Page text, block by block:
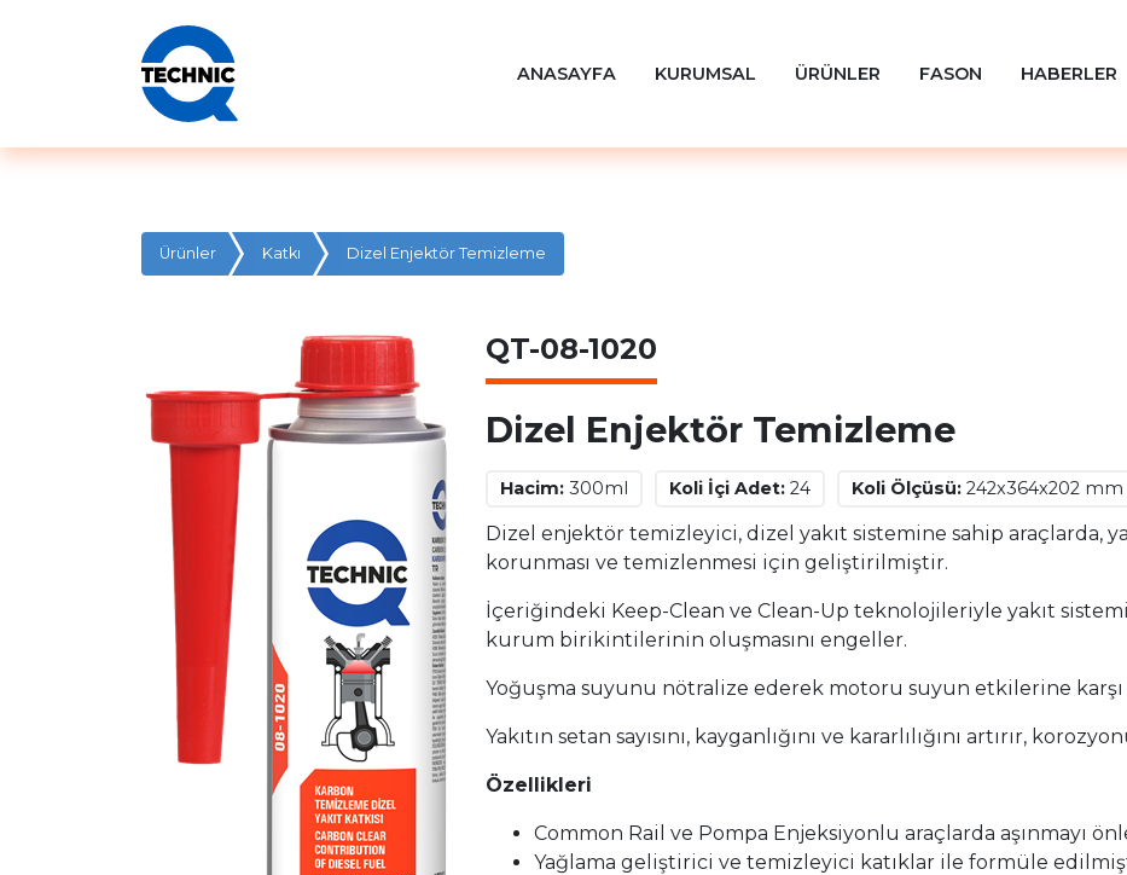
ANASAYFA KURUMSAL ÜRÜNLER FASON HABERLER
Ürünler Katkı Dizel Enjektör Temizleme
Dizel Enjektör Temizleme
QT-08-1020
Hacim: 300ml Koli İçi Adet: 24 Koli Ölçüsü: 242x364x202 mm
Dizel enjektör temizleyici, dizel yakıt sistemine sahip araçlarda,
korunması ve temizlenmesi için geliştirilmiştir.
İçeriğindeki Keep-Clean ve Clean-Up teknolojileriyle yakıt
kurum birikintilerinin oluşmasını engeller.
Yoğuşma suyunu nötralize ederek motoru suyun etkilerine
Yakıtın setan sayısını, kayganlığını ve kararlılığını artırır,
Özellikleri
Common Rail ve Pompa Enjeksiyonlu araçlarda aşınmayı
Yağlama geliştirici ve temizleyici katıklar ile formüle